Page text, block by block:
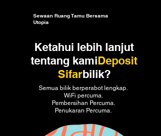
Sewaan Ruang Tamu Bersama
Utopia
Ketahui lebih lanjut
tentang kamiDeposit
Sifarbilik?
Semua bilik berperabot lengkap.
WiFi percuma.
Pembersihan Percuma.
Penukaran Percuma.